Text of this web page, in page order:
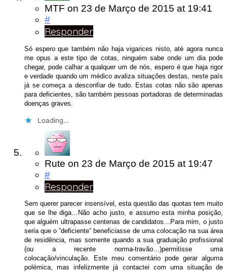
MTF on 23 de Março de 2015 at 19:41
#
Responder
Só espero que também não haja vigarices nisto, até agora nunca
me opus a este tipo de cotas, ninguém sabe onde um dia pode
chegar, pode calhar a qualquer um de nós, espero é que haja rigor
e verdade quando um médico avaliza situações destas, neste país
já se começa a desconfiar de tudo. Estas cotas não são apenas
para deficientes, são também pessoas portadoras de determinadas
doenças graves.
Loading...
Rute on 23 de Março de 2015 at 19:47
#
Responder
Sem querer parecer insensível, esta questão das quotas tem muito
que se lhe diga…Não acho justo, e assumo esta minha posição,
que alguém ultrapasse centenas de candidatos…Para mim, o justo
seria que o ”deficiente” beneficiasse de uma colocação na sua área
de residência, mas somente quando a sua graduação profissional
(ou a recente norma-travão…)permitisse uma
colocação/vinculação. Este meu comentário pode gerar alguma
polémica, mas infelizmente já contactei com uma situação de